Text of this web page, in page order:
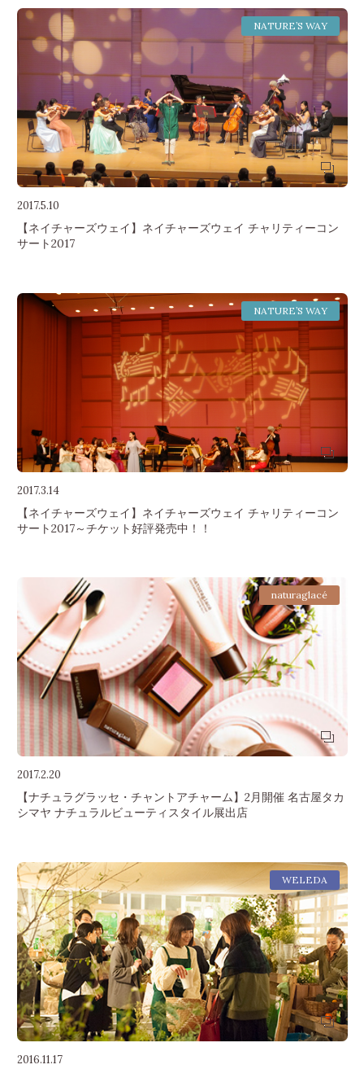
NATURE’S WAY
2017.5.10
【ネイチャーズウェイ】ネイチャーズウェイ チャリティーコン
サート2017
NATURE’S WAY
2017.3.14
【ネイチャーズウェイ】ネイチャーズウェイ チャリティーコン
サート2017～チケット好評発売中！！
naturaglacé
2017.2.20
【ナチュラグラッセ・チャントアチャーム】2月開催 名古屋タカ
シマヤ ナチュラルビューティスタイル展出店
WELEDA
2016.11.17